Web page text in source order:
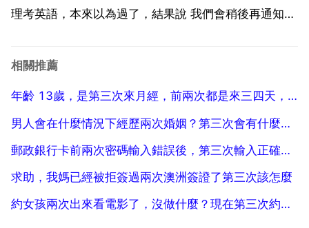
理考英語，本來以為過了，結果說 我們會稍後再通知你
面試的人說 神經病，山長水遠叫我過來面試，而且還不
相關推薦
年齡 13歲，是第三次來月經，前兩次都是來三四天，這一次卻來
男人會在什麼情況下經歷兩次婚姻？第三次會有什麼樣的心態再次結婚
郵政銀行卡前兩次密碼輸入錯誤後，第三次輸入正確，那以後再取錢時是否仍然擁有三次機會，還是說只剩一次
求助，我媽已經被拒簽過兩次澳洲簽證了第三次該怎麼
約女孩兩次出來看電影了，沒做什麼？現在第三次約女孩了，她又答應出來跟我看電影了。我想牽手，我不知道